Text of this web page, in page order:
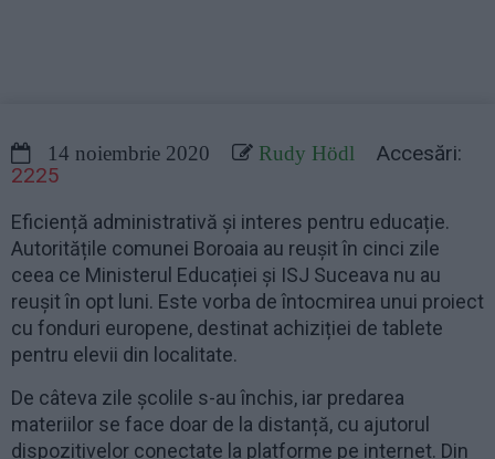
14 noiembrie 2020 Rudy Hödl
Accesări:
2225
Eficiență administrativă și interes pentru educație.
Autoritățile comunei Boroaia au reușit în cinci zile
ceea ce Ministerul Educației și ISJ Suceava nu au
reușit în opt luni. Este vorba de întocmirea unui proiect
cu fonduri europene, destinat achiziției de tablete
pentru elevii din localitate.
De câteva zile școlile s-au închis, iar predarea
materiilor se face doar de la distanță, cu ajutorul
dispozitivelor conectate la platforme pe internet. Din